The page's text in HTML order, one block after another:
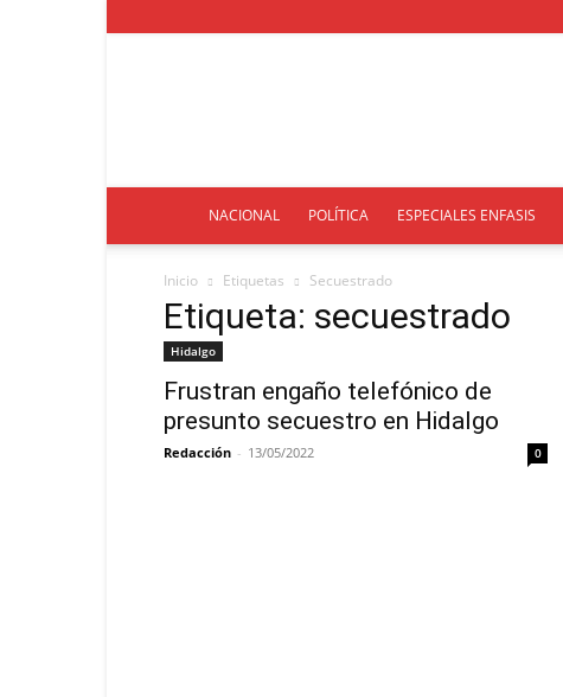
NACIONAL POLÍTICA ESPECIALES ENFASIS
Inicio Etiquetas Secuestrado
Etiqueta: secuestrado
Hidalgo
Frustran engaño telefónico de
presunto secuestro en Hidalgo
Redacción - 13/05/2022 0